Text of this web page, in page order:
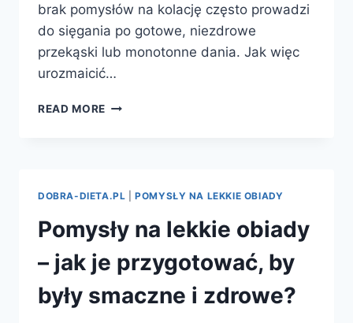
brak pomysłów na kolację często prowadzi
do sięgania po gotowe, niezdrowe
przekąski lub monotonne dania. Jak więc
urozmaicić…
READ MORE POMYSŁY
KOMPONOWAĆ
SZYBKIE
I
DANIA?
DOBRA-DIETA.PL |POMYSŁY NA LEKKIE OBIADY
Pomysły na lekkie obiady
– jak je przygotować, by
były smaczne i zdrowe?